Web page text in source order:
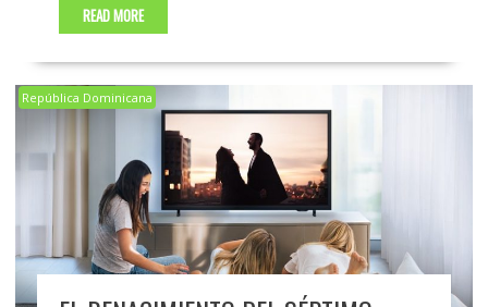
READ MORE
República Dominicana